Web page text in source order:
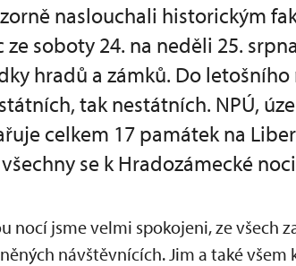
naslouchali historickým
soboty 24. na neděli 25.
hradů a zámků. Do
tak nestátních. NPÚ,
celkem 17 památek na
se k Hradozámecké
nocí jsme velmi spokojeni, ze všech
návštěvnících. Jim a také